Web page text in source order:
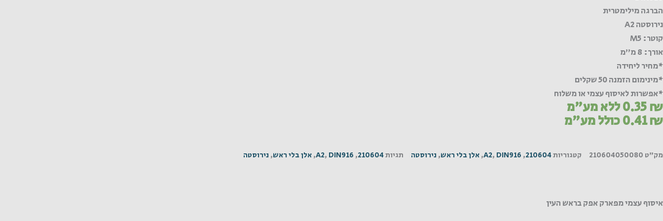
הברגה מילימטרית
נירוסטה A2
קוטר: M5
אורך: 8 מ"מ
*מחיר ליחידה
*מינימום הזמנה 50 שקלים
*אפשרות לאיסוף עצמי או משלוח
0.35₪ ללא מע"מ
0.41₪ כולל מע"מ
מק"ט 210604050080 קטגוריות210604
,
A2, DIN916
,אלן בלי ראש, נירוסטה תגיות210604
,
A2, DIN916
,אלן בלי ראש, נירוסטה
איסוף עצמי מפארק אפק בראש העין